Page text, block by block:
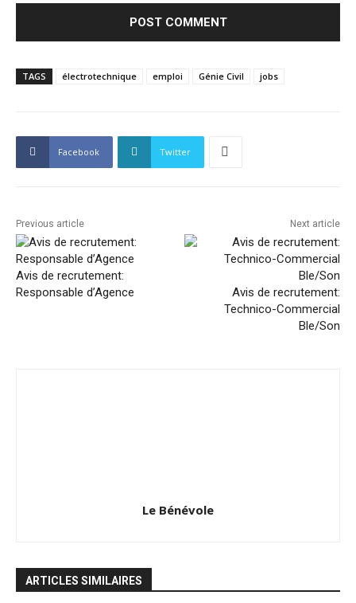
TAGS électrotechnique emploi Génie Civil jobs
Facebook Twitter
Previous article
Avis de recrutement:
Responsable d’Agence
Next article
Avis de recrutement:
Technico-Commercial
Ble/Son
Le Bénévole
ARTICLES SIMILAIRES